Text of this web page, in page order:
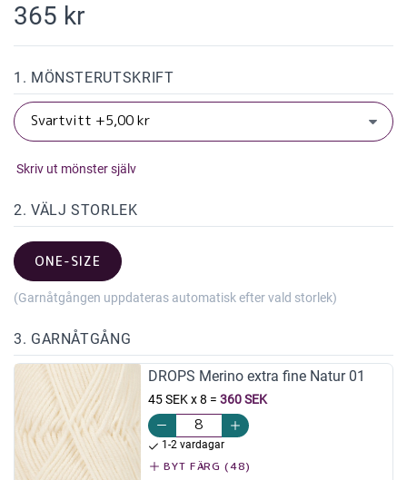
365 kr
1. MÖNSTERUTSKRIFT
Skriv ut mönster själv
2. VÄLJ STORLEK
ONE-SIZE
(Garnåtgången uppdateras automatisk efter vald storlek)
3. GARNÅTGÅNG
DROPS Merino extra fine Natur 01
45 SEK x 8 = 360 SEK
1-2 vardagar
BYT FÄRG (48)